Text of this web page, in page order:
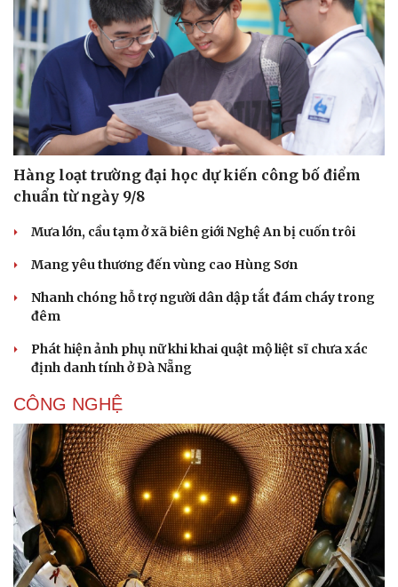
Phòng mạch online
Ăn sạch sống khỏe
Hàng loạt trường đại học dự kiến công bố điểm
chuẩn từ ngày 9/8
Mưa lớn, cầu tạm ở xã biên giới Nghệ An bị cuốn trôi
Mang yêu thương đến vùng cao Hùng Sơn
Nhanh chóng hỗ trợ người dân dập tắt đám cháy trong
đêm
Phát hiện ảnh phụ nữ khi khai quật mộ liệt sĩ chưa xác
định danh tính ở Đà Nẵng
CÔNG NGHỆ